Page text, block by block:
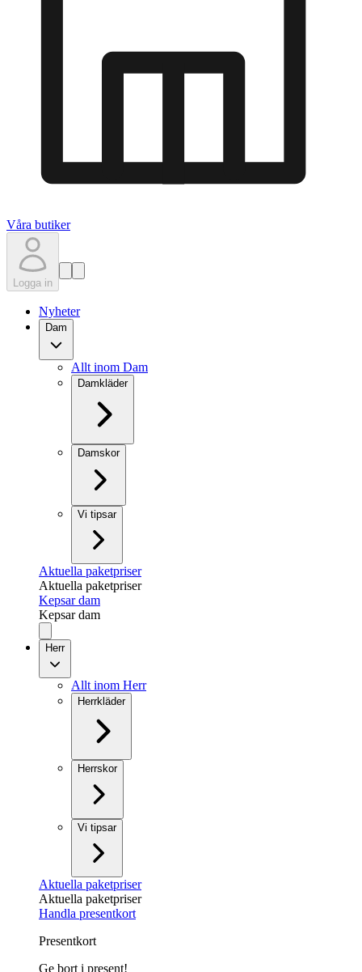
Våra butiker
Logga in
Nyheter
Dam
Allt inom Dam
Damkläder
Damskor
Vi tipsar
Aktuella paketpriser
Aktuella paketpriser
Kepsar dam
Kepsar dam
Herr
Allt inom Herr
Herrkläder
Herrskor
Vi tipsar
Aktuella paketpriser
Aktuella paketpriser
Handla presentkort
Presentkort
Ge bort i present!